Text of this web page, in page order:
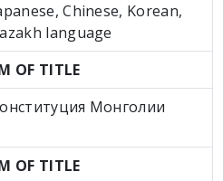
Chinese, Korean,
language
OF TITLE
Монголии
OF TITLE